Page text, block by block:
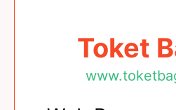
Toket